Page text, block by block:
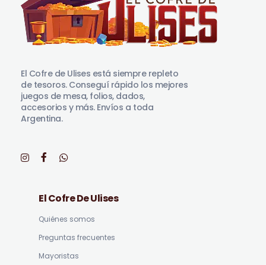
El Cofre de Ulises está siempre repleto
de tesoros. Conseguí rápido los mejores
juegos de mesa, folios, dados,
accesorios y más. Envíos a toda
Argentina.
El Cofre De Ulises
Quiénes somos
Preguntas frecuentes
Mayoristas